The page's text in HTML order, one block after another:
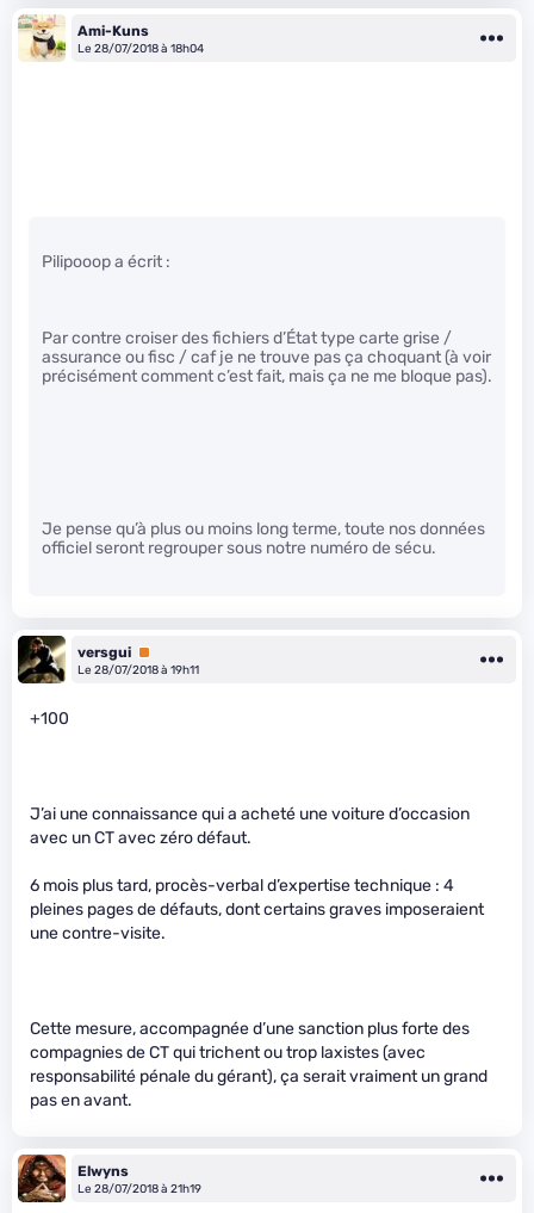
Ami-Kuns
Le 28/07/2018 à 18h04
Pilipooop a écrit :
Par contre croiser des fichiers d’État type carte grise /
assurance ou fisc / caf je ne trouve pas ça choquant (à voir
précisément comment c’est fait, mais ça ne me bloque pas).
Je pense qu’à plus ou moins long terme, toute nos données
officiel seront regrouper sous notre numéro de sécu.
versgui Premium
Le 28/07/2018 à 19h11
+100
J’ai une connaissance qui a acheté une voiture d’occasion
avec un CT avec zéro défaut.
6 mois plus tard, procès-verbal d’expertise technique : 4
pleines pages de défauts, dont certains graves imposeraient
une contre-visite.
Cette mesure, accompagnée d’une sanction plus forte des
compagnies de CT qui trichent ou trop laxistes (avec
responsabilité pénale du gérant), ça serait vraiment un grand
pas en avant.
Elwyns
Le 28/07/2018 à 21h19